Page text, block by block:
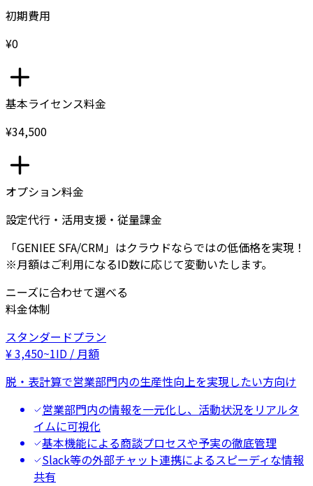
初期費用
¥0
基本ライセンス料金
¥34,500
オプション料金
設定代行・活用支援・従量課金
「GENIEE SFA/CRM」はクラウドならではの低価格を実現！
※月額はご利用になるID数に応じて変動いたします。
ニーズに合わせて選べる
料金体制
スタンダードプラン
¥3,450~1ID / 月額
脱・表計算で営業部門内の生産性向上を実現したい方向け
営業部門内の情報を一元化し、活動状況をリアルタ
イムに可視化
基本機能による商談プロセスや予実の徹底管理
Slack等の外部チャット連携によるスピーディな情報
共有